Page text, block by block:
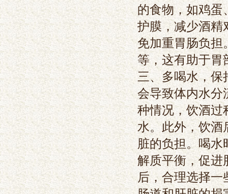
的食物，如鸡蛋
护膜，减少酒精
免加重胃肠负担
等，这有助于胃
三、多喝水，保
会导致体内水分
种情况，饮酒过
水。此外，饮酒
脏的负担。喝
解质平衡，促进
后，合理选择一